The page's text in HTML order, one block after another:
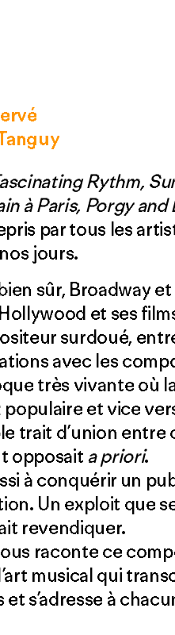
Rythm,
à Paris, Porgy and
par tous les
jours.
sûr, Broadway
et ses
surdoué,
avec les
très vivante où
populaire et vice
trait d’union entre
opposaita priori.
à conquérir un
Un exploit que
revendiquer.
raconte ce
musical qui
s’adresse à